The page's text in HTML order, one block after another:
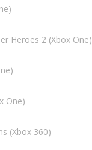
Heroes 2 (Xbox One)
One)
(Xbox 360)